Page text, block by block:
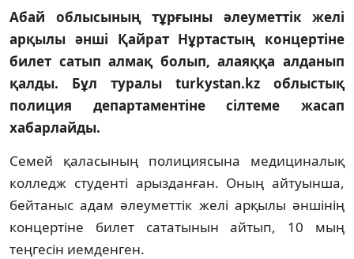
Абай облысының тұрғыны әлеуметтік желі
арқылы әнші Қайрат Нұртастың концертіне
билет сатып алмақ болып, алаяққа алданып
қалды. Бұл туралы turkystan.kz облыстық
полиция департаментіне сілтеме жасап
хабарлайды.
Семей қаласының полициясына медициналық
колледж студенті арызданған. Оның айтуынша,
бейтаныс адам әлеуметтік желі арқылы әншінің
концертіне билет сататынын айтып, 10 мың
теңгесін иемденген.